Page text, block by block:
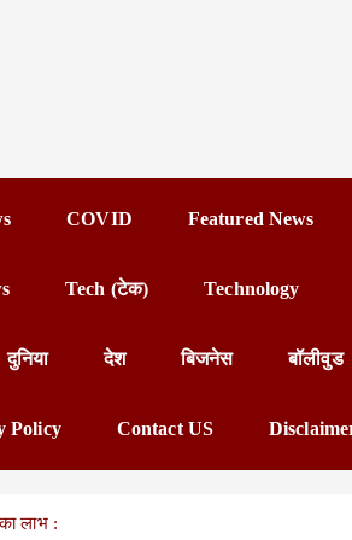
COVID Featured News
Tech (टेक) Technology
दुनिया देश बिजनेस बॉलीवुड
Policy Contact US
लाभ :